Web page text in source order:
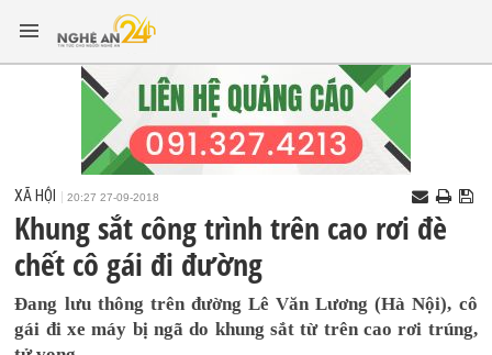
XÃ HỘI 20:27 27-09-2018
Khung sắt công trình trên cao rơi đè
chết cô gái đi đường
Đang lưu thông trên đường Lê Văn Lương (Hà Nội), cô
gái đi xe máy bị ngã do khung sắt từ trên cao rơi trúng,